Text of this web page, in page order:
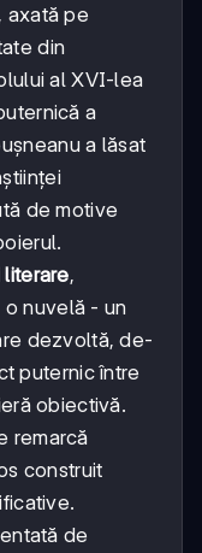
axată pe
din
al XVI-lea
a
a lăsat
de motive
,
nuvelă - un
dezvoltă, de-
puternic între
obiectivă.
remarcă
construit
de